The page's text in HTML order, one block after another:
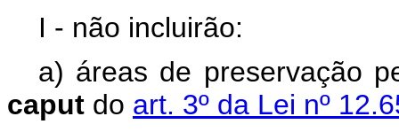
I - não incluirão:
a) áreas de preservação
caput do art. 3º da Lei nº